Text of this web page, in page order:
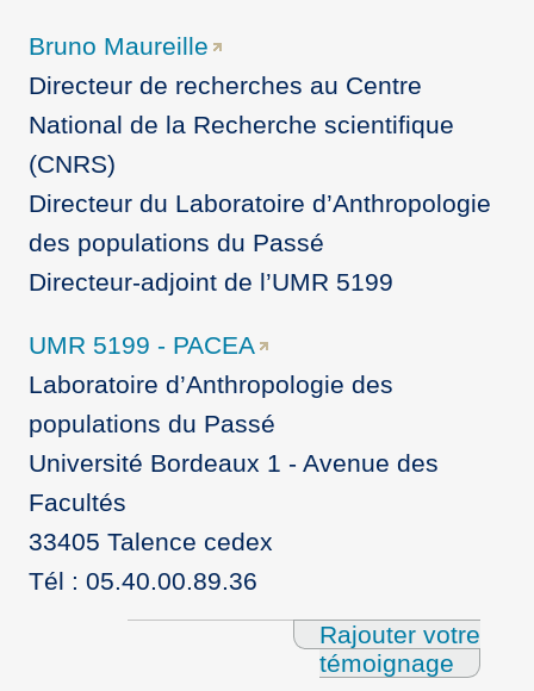
Bruno Maureille
Directeur de recherches au Centre
National de la Recherche scientifique
(CNRS)
Directeur du Laboratoire d’Anthropologie
des populations du Passé
Directeur-adjoint de l’UMR 5199
UMR 5199 - PACEA
Laboratoire d’Anthropologie des
populations du Passé
Université Bordeaux 1 - Avenue des
Facultés
33405 Talence cedex
Tél : 05.40.00.89.36
Rajouter votre
témoignage